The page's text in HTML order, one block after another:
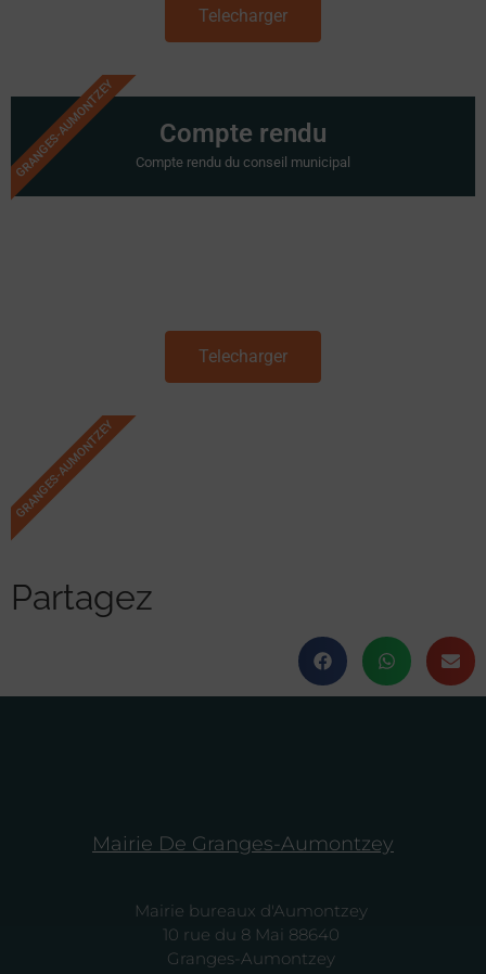
Telecharger
GRANGES-AUMONTZEY Compte rendu
Compte rendu du conseil municipal
Telecharger
GRANGES-AUMONTZEY
Partagez
Mairie De Granges-Aumontzey
Mairie bureaux d'Aumontzey
10 rue du 8 Mai 88640
Granges-Aumontzey